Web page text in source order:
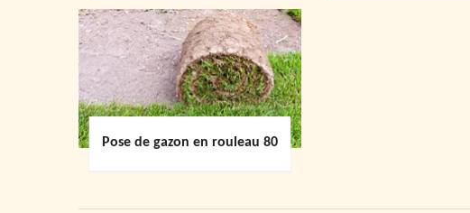
Pose de gazon en rouleau 80